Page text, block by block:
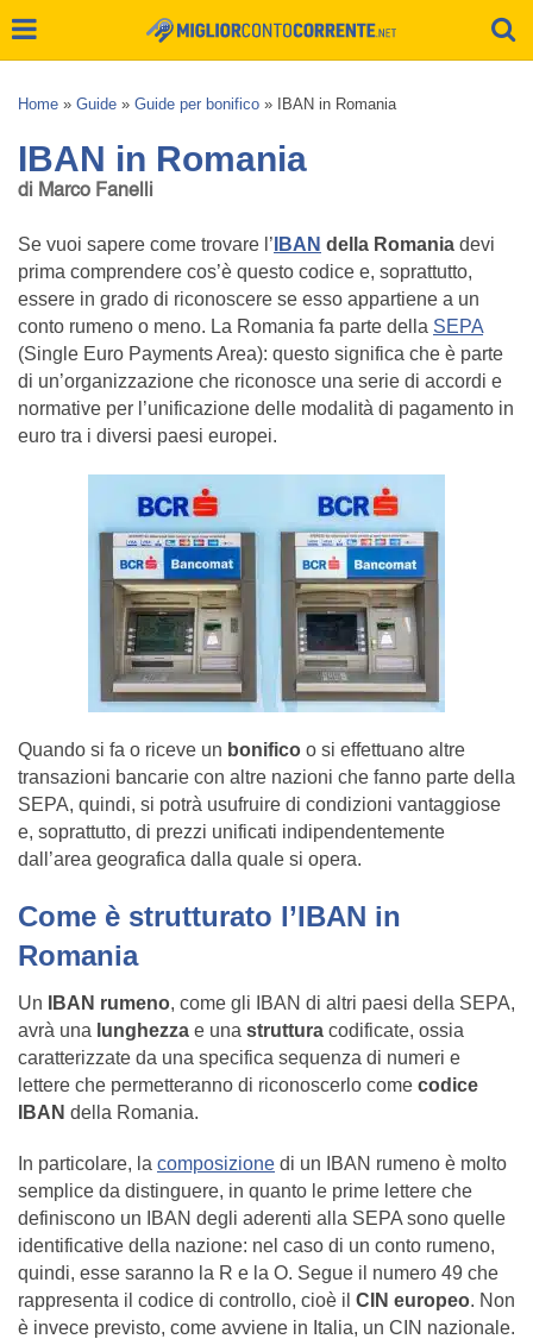
Home » Guide » Guide per bonifico » IBAN in Romania
IBAN in Romania
di Marco Fanelli
Se vuoi sapere come trovare l’ IBAN della Romania devi
prima comprendere cos’è questo codice e, soprattutto,
essere in grado di riconoscere se esso appartiene a un
conto rumeno o meno. La Romania fa parte della SEPA
(Single Euro Payments Area): questo significa che è parte
di un’organizzazione che riconosce una serie di accordi e
normative per l’unificazione delle modalità di pagamento in
euro tra i diversi paesi europei.
Quando si fa o riceve un bonifico o si effettuano altre
transazioni bancarie con altre nazioni che fanno parte della
SEPA, quindi, si potrà usufruire di condizioni vantaggiose
e, soprattutto, di prezzi unificati indipendentemente
dall’area geografica dalla quale si opera.
Come è strutturato l’IBAN in
Romania
Un IBAN rumeno, come gli IBAN di altri paesi della SEPA,
avrà una lunghezza e una struttura codificate, ossia
caratterizzate da una specifica sequenza di numeri e
lettere che permetteranno di riconoscerlo come codice
IBAN della Romania.
In particolare, la composizione di un IBAN rumeno è molto
semplice da distinguere, in quanto le prime lettere che
definiscono un IBAN degli aderenti alla SEPA sono quelle
identificative della nazione: nel caso di un conto rumeno,
quindi, esse saranno la R e la O. Segue il numero 49 che
rappresenta il codice di controllo, cioè il CIN europeo. Non
è invece previsto, come avviene in Italia, un CIN nazionale.